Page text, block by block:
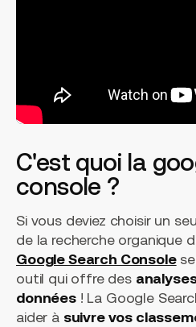
C'est quoi la
console ?
Si vous deviez choisir un
de la recherche organique
Google Search Console
outil qui offre des
données! La Google
aider à suivre vos